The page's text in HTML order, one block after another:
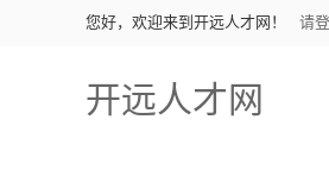
您好，欢迎来到开远人才网！ 请
开远人才网